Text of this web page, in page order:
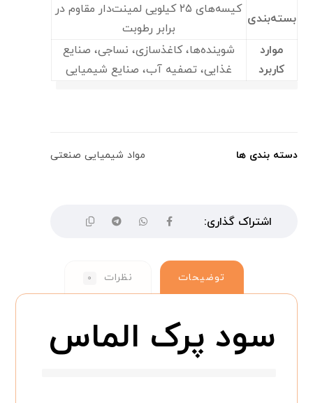
بسته‌بندی
کیسه‌های ۲۵ کیلویی لمینت‌دار مقاوم در
برابر رطوبت
موارد
کاربرد
شوینده‌ها، کاغذسازی، نساجی، صنایع
غذایی، تصفیه آب، صنایع شیمیایی
دسته بندی ها مواد شیمیایی صنعتی
توضیحات نظرات ۰
سود پرک الماس